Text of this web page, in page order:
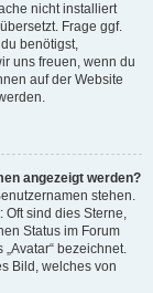
nicht installiert
Frage ggf.
benötigst,
uns freuen, wenn du
auf der Website
angezeigt werden?
stehen.
Oft sind dies Sterne,
Status im Forum
bezeichnet.
Bild, welches von